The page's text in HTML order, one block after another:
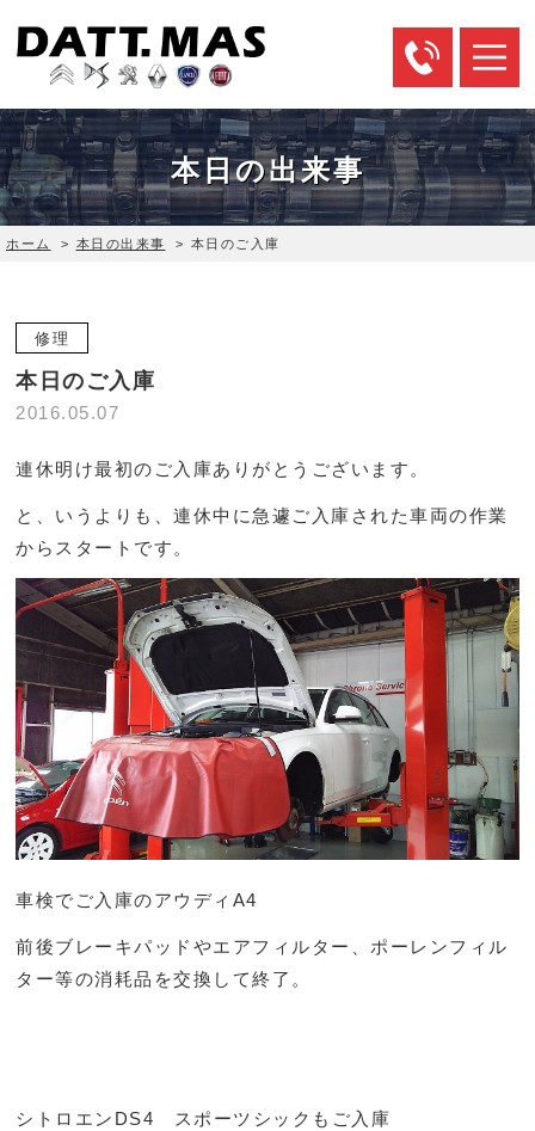
本日の出来事
ホーム > 本日の出来事 > 本日のご入庫
修理
本日のご入庫
2016.05.07
連休明け最初のご入庫ありがとうございます。
と、いうよりも、連休中に急遽ご入庫された車両の作業
からスタートです。
車検でご入庫のアウディA4
前後ブレーキパッドやエアフィルター、ポーレンフィル
ター等の消耗品を交換して終了。
シトロエンDS4 スポーツシックもご入庫